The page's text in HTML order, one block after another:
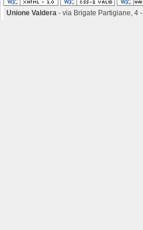
Unione Valdera - via Brigate Partigiane, 4